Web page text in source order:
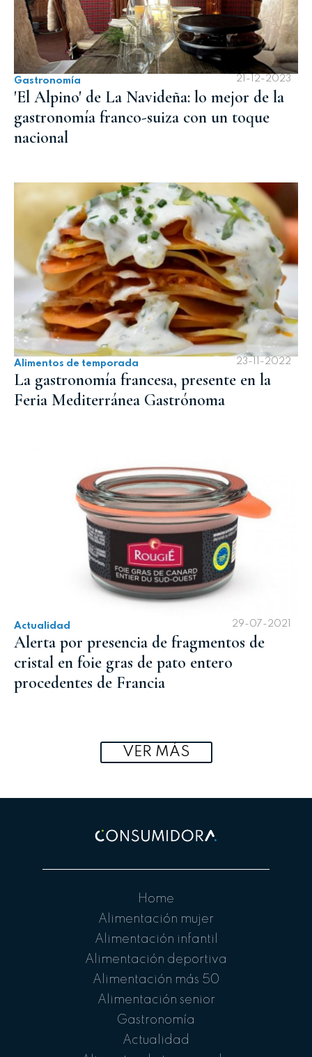
Gastronomía 21-12-2023
'El Alpino' de La Navideña: lo mejor de la
gastronomía franco-suiza con un toque
nacional
Alimentos de temporada 23-11-2022
La gastronomía francesa, presente en la
Feria Mediterránea Gastrónoma
Actualidad 29-07-2021
Alerta por presencia de fragmentos de
cristal en foie gras de pato entero
procedentes de Francia
VER MÁS
Home
Alimentación mujer
Alimentación infantil
Alimentación deportiva
Alimentación más 50
Alimentación senior
Gastronomía
Actualidad